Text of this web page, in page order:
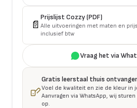
📄
Prijslijst Cozzy(PDF)
Alle uitvoeringen met maten en
inclusief btw
Vraag het via
Gratis leerstaal thuis
Voel de kwaliteit en zie de kleur in
Aanvragen via WhatsApp, wij
op.